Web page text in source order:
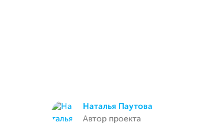
Наталья Паутова
Автор проекта